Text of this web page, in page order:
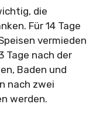
die
Für 14 Tage
vermieden
Tage nach der
Baden und
nach zwei
werden.